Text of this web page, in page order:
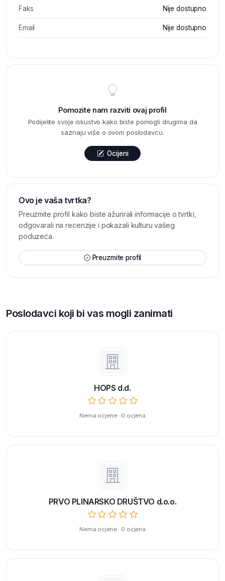
Faks Nije dostupno
Email Nije dostupno
Pomozite nam razviti ovaj profil
Podijelite svoje iskustvo kako biste pomogli drugima da
saznaju više o ovom poslodavcu.
Ocijeni
Ovo je vaša tvrtka?
Preuzmite profil kako biste ažurirali informacije o tvrtki,
odgovarali na recenzije i pokazali kulturu vašeg
poduzeća.
Preuzmite profil
Poslodavci koji bi vas mogli zanimati
HOPS d.d.
Nema ocjene · 0 ocjena
PRVO PLINARSKO DRUŠTVO d.o.o.
Nema ocjene · 0 ocjena